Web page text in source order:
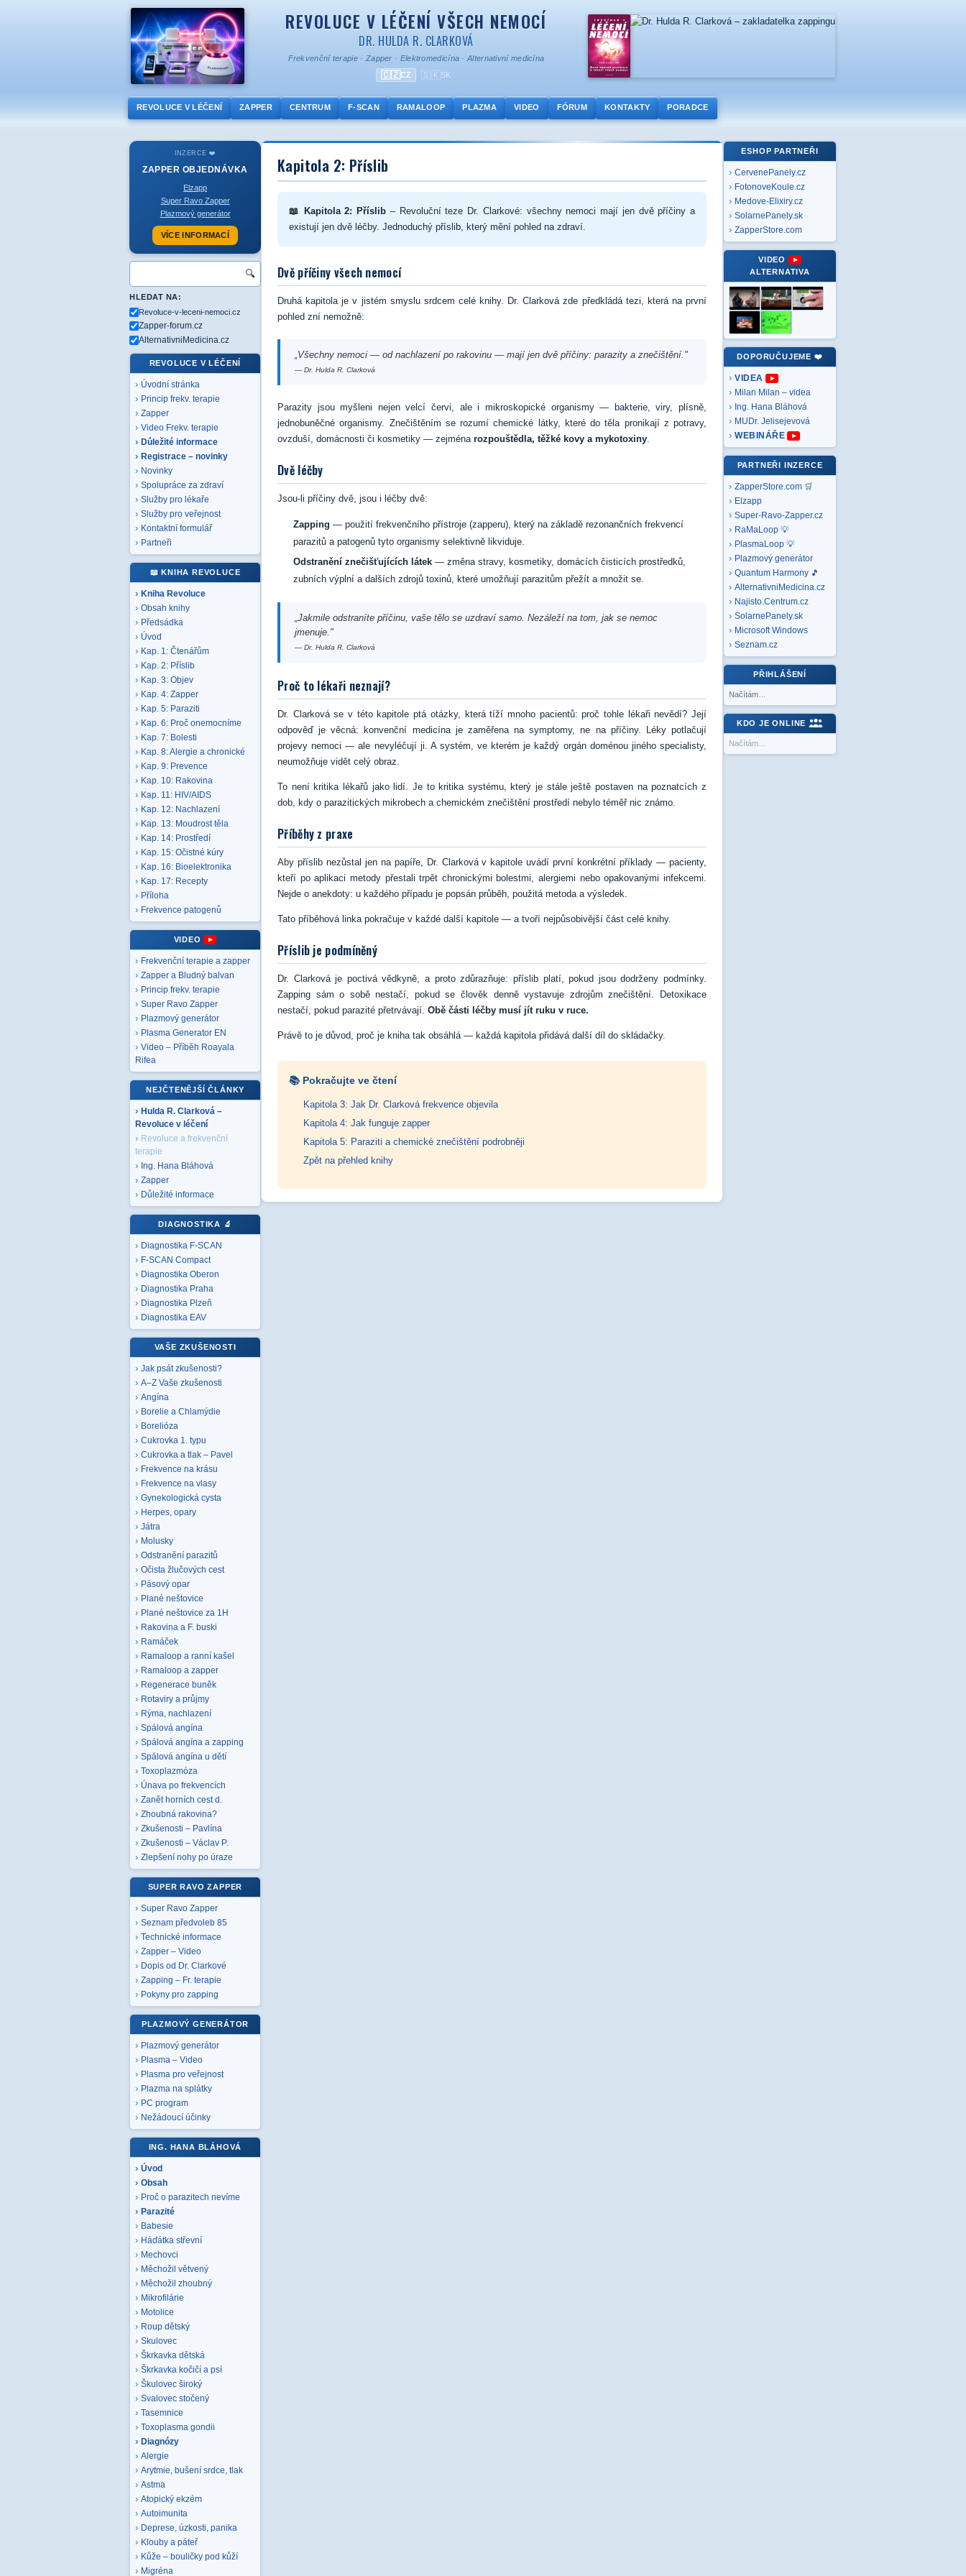
REVOLUCE V LÉČENÍ VŠECH NEMOCÍ
DR. HULDA R. CLARKOVÁ
Frekvenční terapie · Zapper · Elektromedicína ·Alternativní medicína
🇨🇿 CZ 🇸🇰SK
REVOLUCE V LÉČENÍ ZAPPER CENTRUM F-SCAN RAMALOOP PLAZMA VIDEO FÓRUM KONTAKTY PORADCE
INZERCE ❤️
ZAPPER OBJEDNÁVKA
Elzapp
Super Ravo Zapper
Plazmový generátor
VÍCE INFORMACÍ
🔍
HLEDAT NA:
Revoluce-v-leceni-nemoci.cz
Zapper-forum.cz
AlternativniMedicina.cz
REVOLUCE V LÉČENÍ
Úvodní stránka
Princip frekv. terapie
Zapper
Video Frekv. terapie
Důležité informace
Registrace – novinky
Novinky
Spolupráce za zdraví
Služby pro lékaře
Služby pro veřejnost
Kontaktní formulář
Partneři
📖 KNIHA REVOLUCE
Kniha Revoluce
Obsah knihy
Předsádka
Úvod
Kap. 1: Čtenářům
Kap. 2: Příslib
Kap. 3: Objev
Kap. 4: Zapper
Kap. 5: Paraziti
Kap. 6: Proč onemocníme
Kap. 7: Bolesti
Kap. 8: Alergie a chronické
Kap. 9: Prevence
Kap. 10: Rakovina
Kap. 11: HIV/AIDS
Kap. 12: Nachlazení
Kap. 13: Moudrost těla
Kap. 14: Prostředí
Kap. 15: Očistné kúry
Kap. 16: Bioelektronika
Kap. 17: Recepty
Příloha
Frekvence patogenů
VIDEO
Frekvenční terapie a zapper
Zapper a Bludný balvan
Princip frekv. terapie
Super Ravo Zapper
Plazmový generátor
Plasma Generator EN
Video – Příběh Roayala
Rifea
NEJČTENĚJŠÍ ČLÁNKY
Hulda R. Clarková –
Revoluce v léčení
Revoluce a frekvenční
terapie
Ing. Hana Bláhová
Zapper
Důležité informace
DIAGNOSTIKA 🔬
Diagnostika F-SCAN
F-SCAN Compact
Diagnostika Oberon
Diagnostika Praha
Diagnostika Plzeň
Diagnostika EAV
VAŠE ZKUŠENOSTI
Jak psát zkušenosti?
A–Z Vaše zkušenosti
Angína
Borelie a Chlamýdie
Borelióza
Cukrovka 1. typu
Cukrovka a tlak – Pavel
Frekvence na krásu
Frekvence na vlasy
Gynekologická cysta
Herpes, opary
Játra
Molusky
Odstranění parazitů
Očista žlučových cest
Pásový opar
Plané neštovice
Plané neštovice za 1H
Rakovina a F. buski
Ramáček
Ramaloop a ranní kašel
Ramaloop a zapper
Regenerace buněk
Rotaviry a průjmy
Rýma, nachlazení
Spálová angína
Spálová angína a zapping
Spálová angína u dětí
Toxoplazmóza
Únava po frekvencích
Zanět horních cest d.
Zhoubná rakovina?
Zkušenosti – Pavlína
Zkušenosti – Václav P.
Zlepšení nohy po úraze
SUPER RAVO ZAPPER
Super Ravo Zapper
Seznam předvoleb 85
Technické informace
Zapper – Video
Dopis od Dr. Clarkové
Zapping – Fr. terapie
Pokyny pro zapping
PLAZMOVÝ GENERÁTOR
Plazmový generátor
Plasma – Video
Plasma pro veřejnost
Plazma na splátky
PC program
Nežádoucí účinky
ING. HANA BLÁHOVÁ
Úvod
Obsah
Proč o parazitech nevíme
Parazité
Babesie
Háďátka střevní
Mechovci
Měchožil větvený
Měchožil zhoubný
Mikrofilárie
Motolice
Roup dětský
Skulovec
Škrkavka dětská
Škrkavka kočičí a psí
Škulovec široký
Svalovec stočený
Tasemnice
Toxoplasma gondii
Diagnózy
Alergie
Arytmie, bušení srdce, tlak
Astma
Atopický ekzém
Autoimunita
Deprese, úzkosti, panika
Klouby a páteř
Kůže – bouličky pod kůží
Migréna
Kapitola 2: Příslib
📖 Kapitola 2: Příslib – Revoluční teze Dr. Clarkové: všechny nemoci mají jen dvě příčiny a
existují jen dvě léčby. Jednoduchý příslib, který mění pohled na zdraví.
Dvě příčiny všech nemocí
Druhá kapitola je v jistém smyslu srdcem celé knihy. Dr. Clarková zde předkládá tezi, která na první
pohled zní nemožně:
„Všechny nemoci — od nachlazení po rakovinu — mají jen dvě příčiny: parazity a znečištění."
— Dr. Hulda R. Clarková
Parazity jsou myšleni nejen velcí červi, ale i mikroskopické organismy — bakterie, viry, plísně,
jednobuněčné organismy. Znečištěním se rozumí chemické látky, které do těla pronikají z potravy,
ovzduší, domácnosti či kosmetiky — zejména rozpouštědla, těžké kovy a mykotoxiny.
Dvě léčby
Jsou-li příčiny dvě, jsou i léčby dvě:
Zapping — použití frekvenčního přístroje (zapperu), který na základě rezonančních frekvencí
parazitů a patogenů tyto organismy selektivně likviduje.
Odstranění znečišťujících látek — změna stravy, kosmetiky, domácích čisticích prostředků,
zubních výplní a dalších zdrojů toxinů, které umožňují parazitům přežít a množit se.
„Jakmile odstraníte příčinu, vaše tělo se uzdraví samo. Nezáleží na tom, jak se nemoc
jmenuje."
— Dr. Hulda R. Clarková
Proč to lékaři neznají?
Dr. Clarková se v této kapitole ptá otázky, která tíží mnoho pacientů: proč tohle lékaři nevědí? Její
odpověď je věcná: konvenční medicína je zaměřena na symptomy, ne na příčiny. Léky potlačují
projevy nemoci — ale nevyléčují ji. A systém, ve kterém je každý orgán doménou jiného specialisty,
neumožňuje vidět celý obraz.
To není kritika lékařů jako lidí. Je to kritika systému, který je stále ještě postaven na poznatcích z
dob, kdy o parazitických mikrobech a chemickém znečištění prostředí nebylo téměř nic známo.
Příběhy z praxe
Aby příslib nezůstal jen na papíře, Dr. Clarková v kapitole uvádí první konkrétní příklady — pacienty,
kteří po aplikaci metody přestali trpět chronickými bolestmi, alergiemi nebo opakovanými infekcemi.
Nejde o anekdoty: u každého případu je popsán průběh, použitá metoda a výsledek.
Tato příběhová linka pokračuje v každé další kapitole — a tvoří nejpůsobivější část celé knihy.
Příslib je podmíněný
Dr. Clarková je poctivá vědkyně, a proto zdůrazňuje: příslib platí, pokud jsou dodrženy podmínky.
Zapping sám o sobě nestačí, pokud se člověk denně vystavuje zdrojům znečištění. Detoxikace
nestačí, pokud parazité přetrvávají. Obě části léčby musí jít ruku v ruce.
Právě to je důvod, proč je kniha tak obsáhlá — každá kapitola přidává další díl do skládačky.
📚 Pokračujte ve čtení
Kapitola 3: Jak Dr. Clarková frekvence objevila
Kapitola 4: Jak funguje zapper
Kapitola 5: Paraziti a chemické znečištění podrobněji
Zpět na přehled knihy
ESHOP PARTNEŘI
CervenePanely.cz
FotonoveKoule.cz
Medove-Elixiry.cz
SolarnePanely.sk
ZapperStore.com
VIDEO
ALTERNATIVA
DOPORUČUJEME ❤️
VIDEA
Milan Milan – videa
Ing. Hana Bláhová
MUDr. Jelisejevová
WEBINÁŘE
PARTNEŘI INZERCE
ZapperStore.com 🛒
Elzapp
Super-Ravo-Zapper.cz
RaMaLoop 💡
PlasmaLoop 💡
Plazmový generátor
Quantum Harmony 🎵
AlternativniMedicina.cz
Najisto.Centrum.cz
SolarnePanely.sk
Microsoft Windows
Seznam.cz
PŘIHLÁŠENÍ
Načítám…
KDO JE ONLINE
Načítám…